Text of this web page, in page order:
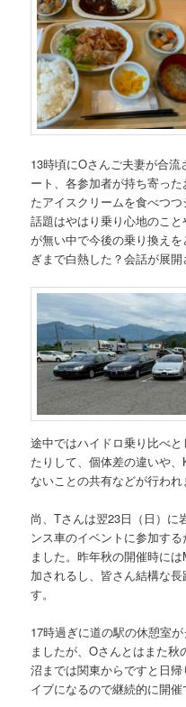
13時頃にOさんご夫妻が合
ート、各参加者が持ち寄っ
たアイスクリームを食べつつ
話題はやはり乗り心地のこ
が無い中で今後の乗り換え
ぎまで白熱した？会話が展開
途中ではハイドロ乗り比べ
たりして、個体差の違いや
ないことの共有などが行われ
尚、Tさんは翌23日（日）に
ンス車のイベントに参加す
ました。昨年秋の開催時に
加されるし、皆さん結構な
す。
17時過ぎに道の駅の休憩室
ましたが、Oさんとはまた
沼までは関東からですと日
イブになるので継続的に開催